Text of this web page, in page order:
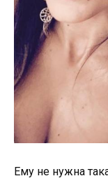
Ему не нужна